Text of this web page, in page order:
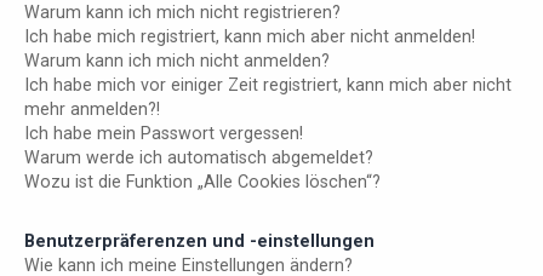
Warum kann ich mich nicht registrieren?
Ich habe mich registriert, kann mich aber nicht anmelden!
Warum kann ich mich nicht anmelden?
Ich habe mich vor einiger Zeit registriert, kann mich aber nicht
mehr anmelden?!
Ich habe mein Passwort vergessen!
Warum werde ich automatisch abgemeldet?
Wozu ist die Funktion „Alle Cookies löschen“?
Benutzerpräferenzen und -einstellungen
Wie kann ich meine Einstellungen ändern?